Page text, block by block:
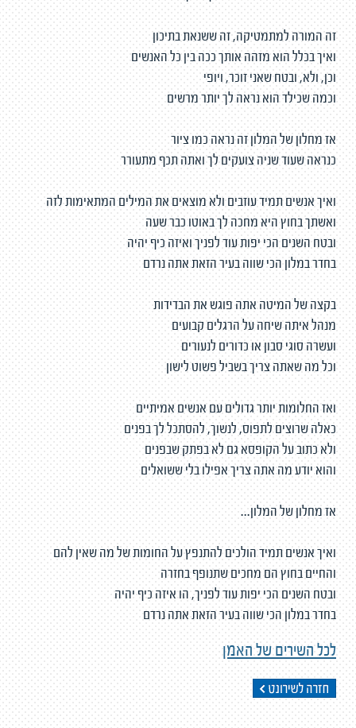
זה המורה למתמטיקה, זה ששנאת בתיכון
ואיך בכלל הוא מזהה אותך ככה בין כל האנשים
וכן, ולא, ובטח שאני זוכר, ויופי
וכמה שכילד הוא נראה לך יותר מרשים
אז מחלון של המלון זה נראה כמו ציור
כנראה שעוד שניה צועקים לך ואתה תכף מתעורר
ואיך אנשים תמיד עוזבים ולא מוצאים את המילים המתאימות לזה
ואשתך בחוץ היא מחכה לך באוטו כבר שעה
ובטח השנים הכי יפות עוד לפניך ואיזה כיף יהיה
בחדר במלון הכי שווה בעיר הזאת אתה נרדם
בקצה של המיטה אתה פוגש את הבדידות
מנהל איתה שיחה על הרגלים קבועים
ועשרה סוגי סבון או כדורים לנעורים
וכל מה שאתה צריך בשביל פשוט לישון
ואז החלומות יותר גדולים עם אנשים אמיתיים
כאלה שרוצים לתפוס, לנשוך, להסתכל לך בפנים
ולא כתוב על הקופסא גם לא בפתק שבפנים
והוא יודע מה אתה צריך אפילו בלי ששואלים
אז מחלון של המלון...
ואיך אנשים תמיד הולכים להתנפץ על החומות של מה שאין להם
והחיים בחוץ הם מחכים שתנופף בחזרה
ובטח השנים הכי יפות עוד לפניך, הו איזה כיף יהיה
בחדר במלון הכי שווה בעיר הזאת אתה נרדם
לכל השירים של האמן